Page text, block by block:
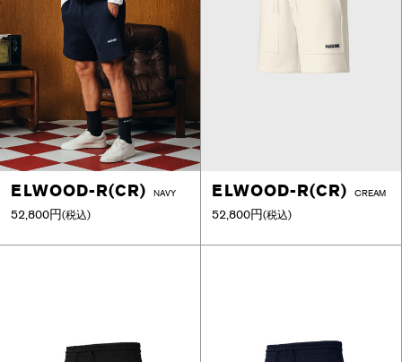
ELWOOD-R(CR) NAVY
52,800円(税込)
ELWOOD-R(CR) CREAM
52,800円(税込)